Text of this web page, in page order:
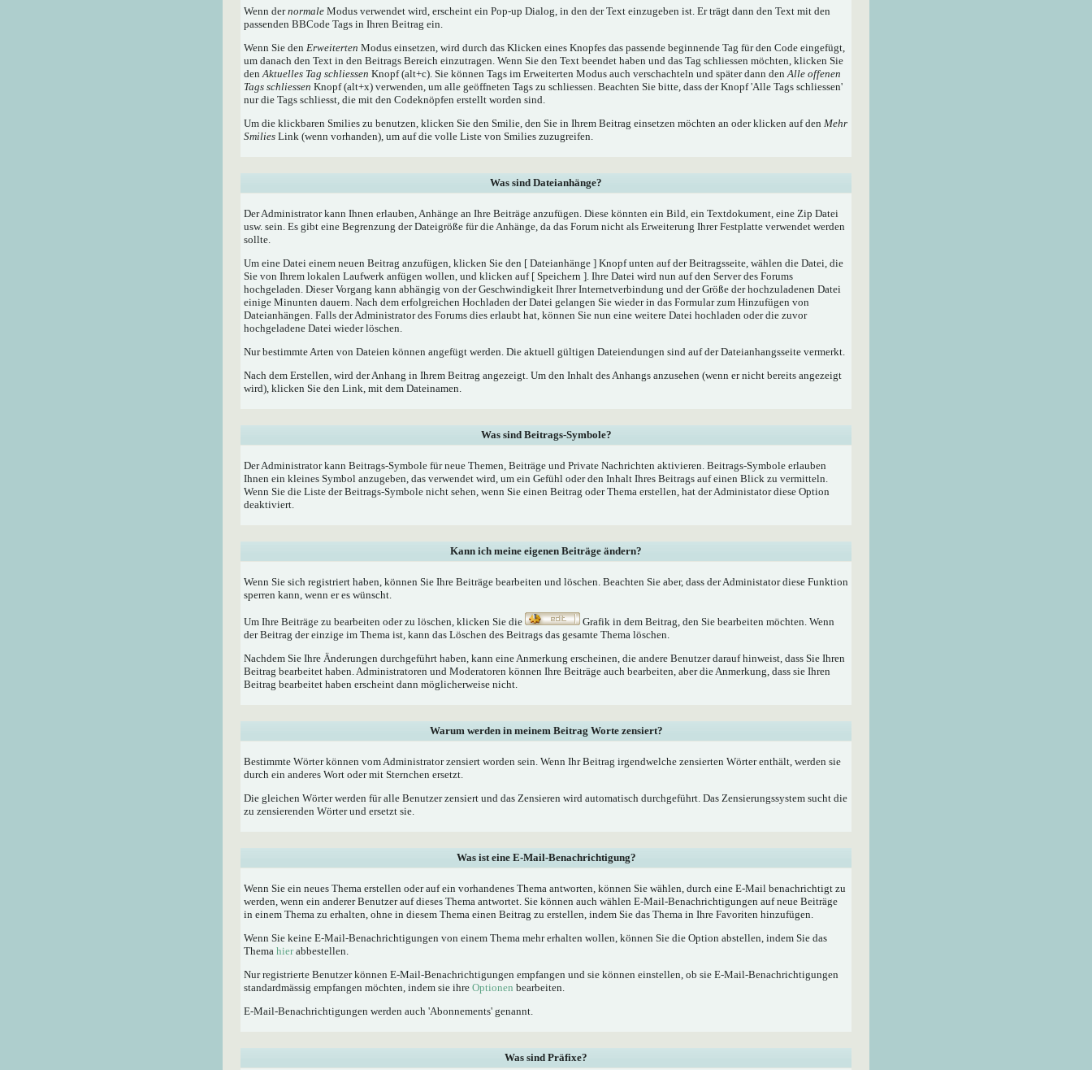
Wenn dernormale Modus verwendet wird, erscheint ein Pop-up Dialog, in den der Text einzugeben ist. Er trägt dann den Text mit den
passenden BBCode Tags in Ihren Beitrag ein.
Wenn Sie den Erweiterten Modus einsetzen, wird durch das Klicken eines Knopfes das passende beginnende Tag für den Code eingefügt,
um danach den Text in den Beitrags Bereich einzutragen. Wenn Sie den Text beendet haben und das Tag schliessen möchten, klicken Sie
denAktuelles Tag schliessen Knopf (alt+c). Sie können Tags im Erweiterten Modus auch verschachteln und später dann denAlle offenen
Tags schliessen Knopf (alt+x) verwenden, um alle geöffneten Tags zu schliessen. Beachten Sie bitte, dass der Knopf 'Alle Tags schliessen'
nur die Tags schliesst, die mit den Codeknöpfen erstellt worden sind.
Um die klickbaren Smilies zu benutzen, klicken Sie den Smilie, den Sie in Ihrem Beitrag einsetzen möchten an oder klicken auf den Mehr
Smilies Link (wenn vorhanden), um auf die volle Liste von Smilies zuzugreifen.
Was sind Dateianhänge?
Der Administrator kann Ihnen erlauben, Anhänge an Ihre Beiträge anzufügen. Diese könnten ein Bild, ein Textdokument, eine Zip Datei
usw. sein. Es gibt eine Begrenzung der Dateigröße für die Anhänge, da das Forum nicht als Erweiterung Ihrer Festplatte verwendet werden
sollte.
Um eine Datei einem neuen Beitrag anzufügen, klicken Sie den [ Dateianhänge ] Knopf unten auf der Beitragsseite, wählen die Datei, die
Sie von Ihrem lokalen Laufwerk anfügen wollen, und klicken auf [ Speichern ]. Ihre Datei wird nun auf den Server des Forums
hochgeladen. Dieser Vorgang kann abhängig von der Geschwindigkeit Ihrer Internetverbindung und der Größe der hochzuladenen Datei
einige Minunten dauern. Nach dem erfolgreichen Hochladen der Datei gelangen Sie wieder in das Formular zum Hinzufügen von
Dateianhängen. Falls der Administrator des Forums dies erlaubt hat, können Sie nun eine weitere Datei hochladen oder die zuvor
hochgeladene Datei wieder löschen.
Nur bestimmte Arten von Dateien können angefügt werden. Die aktuell gültigen Dateiendungen sind auf der Dateianhangsseite vermerkt.
Nach dem Erstellen, wird der Anhang in Ihrem Beitrag angezeigt. Um den Inhalt des Anhangs anzusehen (wenn er nicht bereits angezeigt
wird), klicken Sie den Link, mit dem Dateinamen.
Was sind Beitrags-Symbole?
Der Administrator kann Beitrags-Symbole für neue Themen, Beiträge und Private Nachrichten aktivieren. Beitrags-Symbole erlauben
Ihnen ein kleines Symbol anzugeben, das verwendet wird, um ein Gefühl oder den Inhalt Ihres Beitrags auf einen Blick zu vermitteln.
Wenn Sie die Liste der Beitrags-Symbole nicht sehen, wenn Sie einen Beitrag oder Thema erstellen, hat der Administator diese Option
deaktiviert.
Kann ich meine eigenen Beiträge ändern?
Wenn Sie sich registriert haben, können Sie Ihre Beiträge bearbeiten und löschen. Beachten Sie aber, dass der Administator diese Funktion
sperren kann, wenn er es wünscht.
Um Ihre Beiträge zu bearbeiten oder zu löschen, klicken Sie die
Grafik in dem Beitrag, den Sie bearbeiten möchten. Wenn
der Beitrag der einzige im Thema ist, kann das Löschen des Beitrags das gesamte Thema löschen.
Nachdem Sie Ihre Änderungen durchgeführt haben, kann eine Anmerkung erscheinen, die andere Benutzer darauf hinweist, dass Sie Ihren
Beitrag bearbeitet haben. Administratoren und Moderatoren können Ihre Beiträge auch bearbeiten, aber die Anmerkung, dass sie Ihren
Beitrag bearbeitet haben erscheint dann möglicherweise nicht.
Warum werden in meinem Beitrag Worte zensiert?
Bestimmte Wörter können vom Administrator zensiert worden sein. Wenn Ihr Beitrag irgendwelche zensierten Wörter enthält, werden sie
durch ein anderes Wort oder mit Sternchen ersetzt.
Die gleichen Wörter werden für alle Benutzer zensiert und das Zensieren wird automatisch durchgeführt. Das Zensierungssystem sucht die
zu zensierenden Wörter und ersetzt sie.
Was ist eine E-Mail-Benachrichtigung?
Wenn Sie ein neues Thema erstellen oder auf ein vorhandenes Thema antworten, können Sie wählen, durch eine E-Mail benachrichtigt zu
werden, wenn ein anderer Benutzer auf dieses Thema antwortet. Sie können auch wählen E-Mail-Benachrichtigungen auf neue Beiträge
in einem Thema zu erhalten, ohne in diesem Thema einen Beitrag zu erstellen, indem Sie das Thema in Ihre Favoriten hinzufügen.
Wenn Sie keine E-Mail-Benachrichtigungen von einem Thema mehr erhalten wollen, können Sie die Option abstellen, indem Sie das
Thema hierabbestellen.
Nur registrierte Benutzer können E-Mail-Benachrichtigungen empfangen und sie können einstellen, ob sie E-Mail-Benachrichtigungen
standardmässig empfangen möchten, indem sie ihre Optionen bearbeiten.
E-Mail-Benachrichtigungen werden auch 'Abonnements' genannt.
Was sind Präfixe?